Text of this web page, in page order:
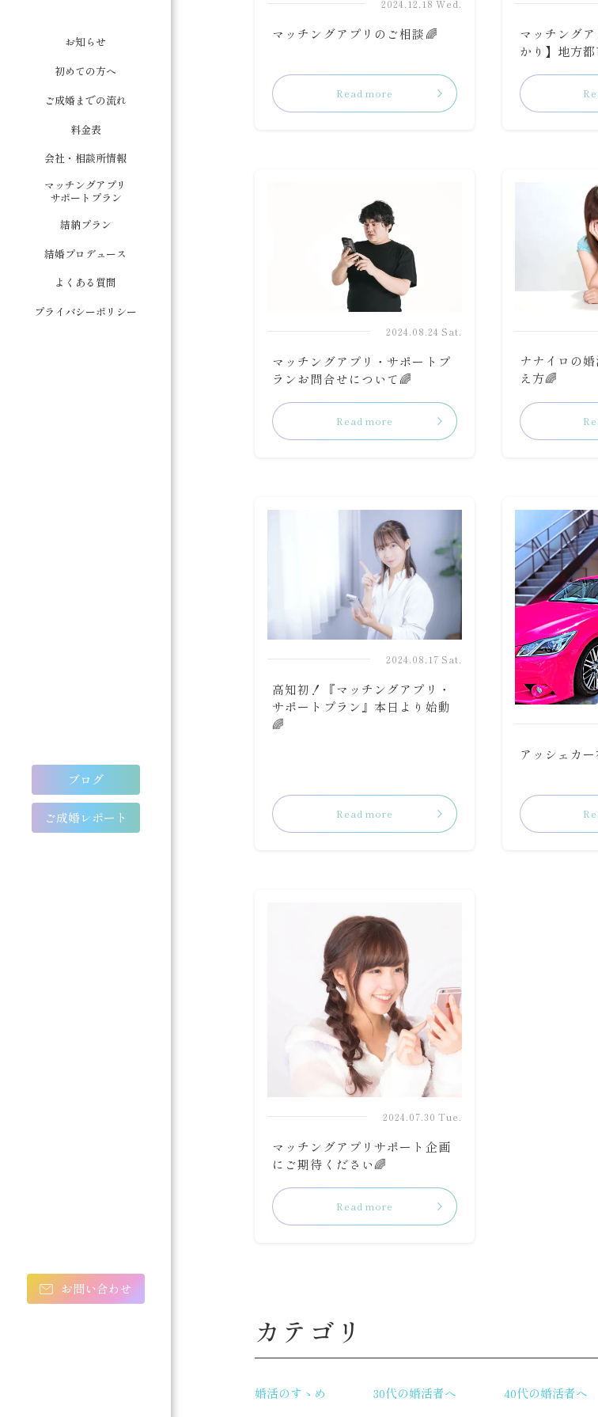
お知らせ
初めての方へ
ご成婚までの流れ
料金表
会社・相談所情報
マッチングアプリ
サポートプラン
結納プラン
結婚プロデュース
よくある質問
プライバシーポリシー
ブログ
ご成婚レポート
お問い合わせ
2024.12.18 Wed.
マッチングアプリのご相談🌈
Read more
マッチング
かり】地方
2024.08.24 Sat.
マッチングアプリ・サポートプ
ランお問合せについて🌈
Read more
ナナイロの
え方🌈
2024.08.17 Sat.
高知初！『マッチングアプリ・
サポートプラン』本日より始動
🌈
Read more
アッシェカ
2024.07.30 Tue.
マッチングアプリサポート企画
にご期待ください🌈
Read more
カテゴリ
婚活のすゝめ 30代の婚活者へ 40代の婚活者へ